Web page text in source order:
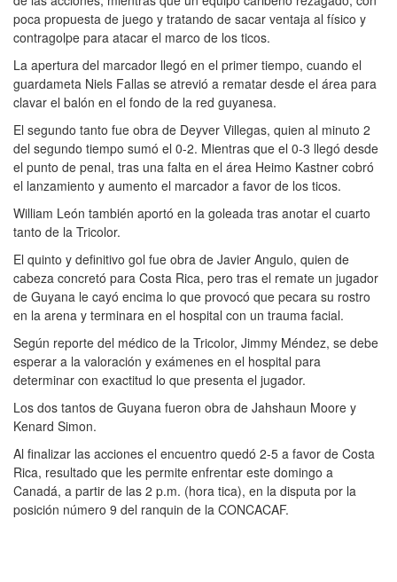
poca propuesta de juego y tratando de sacar ventaja al físico y
contragolpe para atacar el marco de los ticos.
La apertura del marcador llegó en el primer tiempo, cuando el
guardameta Niels Fallas se atrevió a rematar desde el área para
clavar el balón en el fondo de la red guyanesa.
El segundo tanto fue obra de Deyver Villegas, quien al minuto 2
del segundo tiempo sumó el 0-2. Mientras que el 0-3 llegó desde
el punto de penal, tras una falta en el área Heimo Kastner cobró
el lanzamiento y aumento el marcador a favor de los ticos.
William León también aportó en la goleada tras anotar el cuarto
tanto de la Tricolor.
El quinto y definitivo gol fue obra de Javier Angulo, quien de
cabeza concretó para Costa Rica, pero tras el remate un jugador
de Guyana le cayó encima lo que provocó que pecara su rostro
en la arena y terminara en el hospital con un trauma facial.
Según reporte del médico de la Tricolor, Jimmy Méndez, se debe
esperar a la valoración y exámenes en el hospital para
determinar con exactitud lo que presenta el jugador.
Los dos tantos de Guyana fueron obra de Jahshaun Moore y
Kenard Simon.
Al finalizar las acciones el encuentro quedó 2-5 a favor de Costa
Rica, resultado que les permite enfrentar este domingo a
Canadá, a partir de las 2 p.m. (hora tica), en la disputa por la
posición número 9 del ranquin de la CONCACAF.